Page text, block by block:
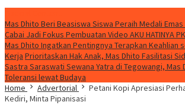
Mas Dhito Beri Beasiswa Siswa Peraih Medali Emas
Cabai Jadi Fokus Pembuatan Video AKU HATINYA
Mas Dhito Ingatkan Pentingnya Terapkan Keahlian
Kerja Prioritaskan Hak Anak, Mas Dhito Fasilitasi
Sastra Saraswati Sewana Yatra di Tegowangi, Mas
Toleransi lewat Budaya
Home
Advertorial
Petani Kopi Apresiasi
Kediri, Minta Pipanisasi